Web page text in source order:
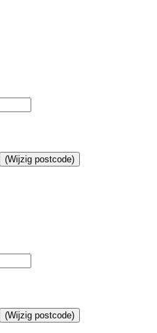
(Wijzig postcode)
(Wijzig postcode)